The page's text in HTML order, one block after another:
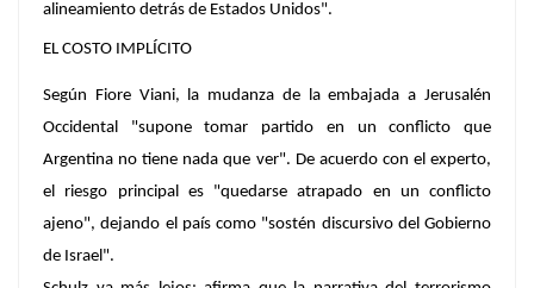
alineamiento detrás de Estados Unidos".
EL COSTO IMPLÍCITO
Según Fiore Viani, la mudanza de la embajada a Jerusalén
Occidental "supone tomar partido en un conflicto que
Argentina no tiene nada que ver". De acuerdo con el experto,
el riesgo principal es "quedarse atrapado en un conflicto
ajeno", dejando el país como "sostén discursivo del Gobierno
de Israel".